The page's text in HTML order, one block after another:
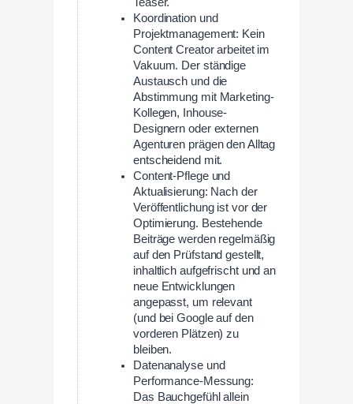
Koordination und
Projektmanagement: Kein
Content Creator arbeitet im
Vakuum. Der ständige
Austausch und die
Abstimmung mit Marketing-
Kollegen, Inhouse-
Designern oder externen
Agenturen prägen den Alltag
entscheidend mit.
Content-Pflege und
Aktualisierung: Nach der
Veröffentlichung ist vor der
Optimierung. Bestehende
Beiträge werden regelmäßig
auf den Prüfstand gestellt,
inhaltlich aufgefrischt und an
neue Entwicklungen
angepasst, um relevant
(und bei Google auf den
vorderen Plätzen) zu
bleiben.
Datenanalyse und
Performance-Messung:
Das Bauchgefühl allein